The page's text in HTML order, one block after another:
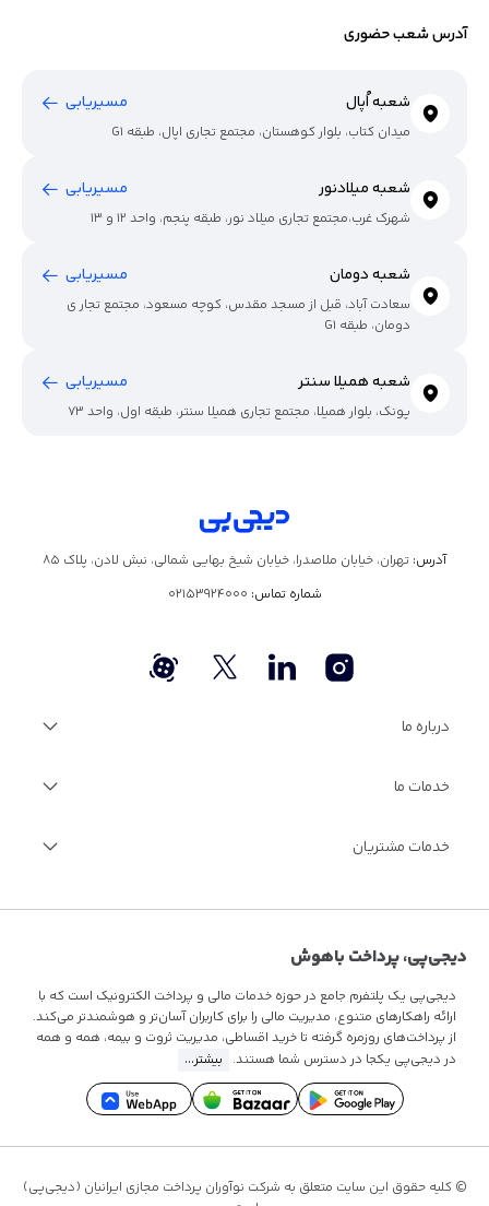
آدرس شعب حضوری
شعبه اُپال مسیریابی
میدان کتاب، بلوار کوهستان، مجتمع تجاری اپال، طبقه G1
شعبه میلادنور مسیریابی
شهرک غرب،مجتمع تجاری میلاد نور، طبقه پنجم، واحد 12 و 13
شعبه دومان مسیریابی
سعادت آباد، قبل از مسجد مقدس، کوچه مسعود، مجتمع تجار ی
دومان، طبقه G1
شعبه همیلا سنتر مسیریابی
پونک، بلوار همیلا، مجتمع تجاری همیلا سنتر، طبقه اول، واحد 73
آدرس: تهران، خیابان ملاصدرا، خیابان شیخ بهایی شمالی، نبش لادن، پلاک ۸۵
شماره تماس: 02153924000
درباره ما
گزارش سالانه
مستندات فنی
خدمات ما
خدمات ویژه مالی
خدمات مشتریان
قوانین و مقررات
دیجی‌پی، پرداخت باهوش
دیجی‌پی یک پلتفرم جامع در حوزه خدمات مالی و پرداخت الکترونیک است که با
ارائه راهکارهای متنوع، مدیریت مالی را برای کاربران آسان‌تر و هوشمندتر می‌کند.
از پرداخت‌های روزمره گرفته تا خرید اقساطی، مدیریت ثروت و بیمه، همه و همه
در دیجی‌پی یکجا در دسترس شما هستند. بیشتر...
© کلیه حقوق این سایت متعلق به شرکت نوآوران پرداخت مجازی ایرانیان (دیجی‌پی)